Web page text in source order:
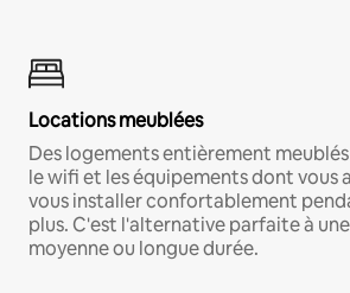
Locations meublées
Des logements entièrement
le wifi et les équipements dont vous
vous installer confortablement
plus. C'est l'alternative parfaite à
moyenne ou longue durée.